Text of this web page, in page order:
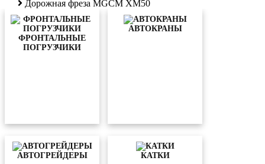
Дорожная фреза MGCM XM50
ФРОНТАЛЬНЫЕ
ПОГРУЗЧИКИ
АВТОКРАНЫ
АВТОГРЕЙДЕРЫ КАТКИ